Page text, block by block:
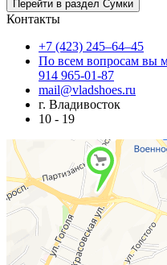
Контакты
+7 (423) 245–64–45
По всем вопросам вы
914 965-01-87
mail@vladshoes.ru
г. Владивосток
10 - 19